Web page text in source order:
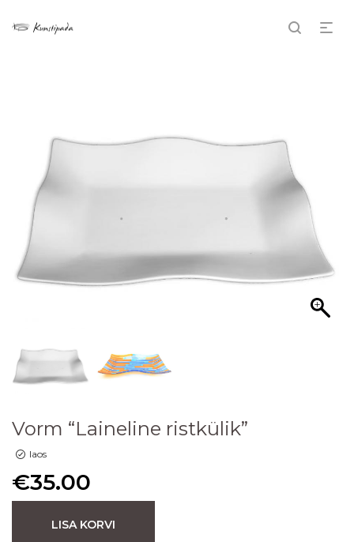
Vorm “Laineline ristkülik”
laos
€35.00
LISA KORVI